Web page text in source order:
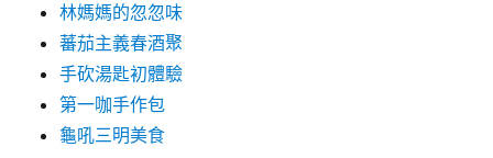
林媽媽的忽忽味
蕃茄主義春酒聚
手砍湯匙初體驗
第一咖手作包
龜吼三明美食